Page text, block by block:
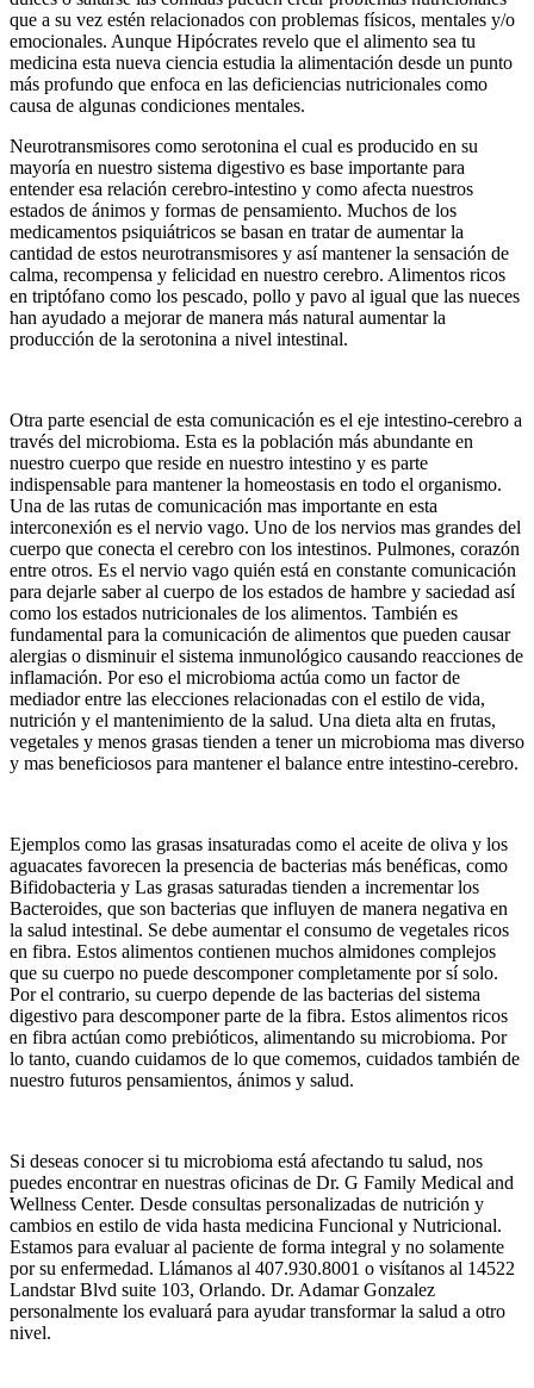
que a su vez estén relacionados con problemas físicos, mentales y/o
emocionales. Aunque Hipócrates revelo que el alimento sea tu
medicina esta nueva ciencia estudia la alimentación desde un punto
más profundo que enfoca en las deficiencias nutricionales como
causa de algunas condiciones mentales.
Neurotransmisores como serotonina el cual es producido en su
mayoría en nuestro sistema digestivo es base importante para
entender esa relación cerebro-intestino y como afecta nuestros
estados de ánimos y formas de pensamiento. Muchos de los
medicamentos psiquiátricos se basan en tratar de aumentar la
cantidad de estos neurotransmisores y así mantener la sensación de
calma, recompensa y felicidad en nuestro cerebro. Alimentos ricos
en triptófano como los pescado, pollo y pavo al igual que las nueces
han ayudado a mejorar de manera más natural aumentar la
producción de la serotonina a nivel intestinal.
Otra parte esencial de esta comunicación es el eje intestino-cerebro a
través del microbioma. Esta es la población más abundante en
nuestro cuerpo que reside en nuestro intestino y es parte
indispensable para mantener la homeostasis en todo el organismo.
Una de las rutas de comunicación mas importante en esta
interconexión es el nervio vago. Uno de los nervios mas grandes del
cuerpo que conecta el cerebro con los intestinos. Pulmones, corazón
entre otros. Es el nervio vago quién está en constante comunicación
para dejarle saber al cuerpo de los estados de hambre y saciedad así
como los estados nutricionales de los alimentos. También es
fundamental para la comunicación de alimentos que pueden causar
alergias o disminuir el sistema inmunológico causando reacciones de
inflamación. Por eso el microbioma actúa como un factor de
mediador entre las elecciones relacionadas con el estilo de vida,
nutrición y el mantenimiento de la salud. Una dieta alta en frutas,
vegetales y menos grasas tienden a tener un microbioma mas diverso
y mas beneficiosos para mantener el balance entre intestino-cerebro.
Ejemplos como las grasas insaturadas como el aceite de oliva y los
aguacates favorecen la presencia de bacterias más benéficas, como
Bifidobacteria y Las grasas saturadas tienden a incrementar los
Bacteroides, que son bacterias que influyen de manera negativa en
la salud intestinal. Se debe aumentar el consumo de vegetales ricos
en fibra. Estos alimentos contienen muchos almidones complejos
que su cuerpo no puede descomponer completamente por sí solo.
Por el contrario, su cuerpo depende de las bacterias del sistema
digestivo para descomponer parte de la fibra. Estos alimentos ricos
en fibra actúan como prebióticos, alimentando su microbioma. Por
lo tanto, cuando cuidamos de lo que comemos, cuidados también de
nuestro futuros pensamientos, ánimos y salud.
Si deseas conocer si tu microbioma está afectando tu salud, nos
puedes encontrar en nuestras oficinas de Dr. G Family Medical and
Wellness Center. Desde consultas personalizadas de nutrición y
cambios en estilo de vida hasta medicina Funcional y Nutricional.
Estamos para evaluar al paciente de forma integral y no solamente
por su enfermedad. Llámanos al 407.930.8001 o visítanos al 14522
Landstar Blvd suite 103, Orlando. Dr. Adamar Gonzalez
personalmente los evaluará para ayudar transformar la salud a otro
nivel.